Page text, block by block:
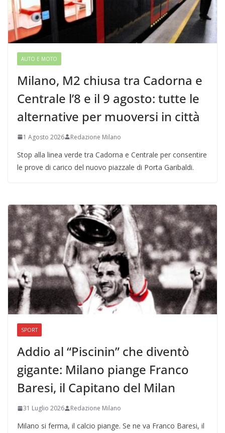
AUTO E MOTO
Milano, M2 chiusa tra Cadorna e
Centrale l’8 e il 9 agosto: tutte le
alternative per muoversi in città
1 Agosto 2026 Redazione Milano
Stop alla linea verde tra Cadorna e Centrale per consentire
le prove di carico del nuovo piazzale di Porta Garibaldi.
SPORT
Addio al “Piscinin” che diventò
gigante: Milano piange Franco
Baresi, il Capitano del Milan
31 Luglio 2026 Redazione Milano
Milano si ferma, il calcio piange. Se ne va Franco Baresi, il